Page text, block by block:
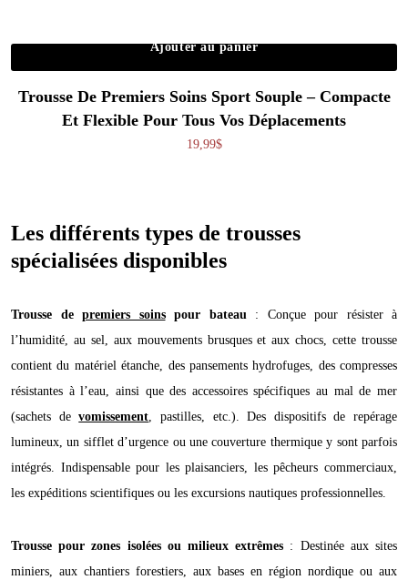
Ajouter au panier
Trousse De Premiers Soins Sport Souple – Compacte
Et Flexible Pour Tous Vos Déplacements
19,99$
Les différents types de trousses
spécialisées disponibles
Trousse de premiers soinspour bateau : Conçue pour résister à
l’humidité, au sel, aux mouvements brusques et aux chocs, cette trousse
contient du matériel étanche, des pansements hydrofuges, des compresses
résistantes à l’eau, ainsi que des accessoires spécifiques au mal de mer
(sachets devomissement , pastilles, etc.). Des dispositifs de repérage
lumineux, un sifflet d’urgence ou une couverture thermique y sont parfois
intégrés. Indispensable pour les plaisanciers, les pêcheurs commerciaux,
les expéditions scientifiques ou les excursions nautiques professionnelles.
Trousse pour zones isolées ou milieux extrêmes : Destinée aux sites
miniers, aux chantiers forestiers, aux bases en région nordique ou aux